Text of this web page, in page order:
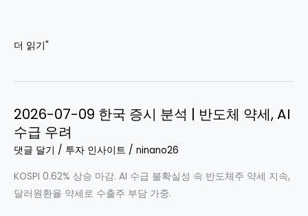
2026-
10
마
감
시
분
석:
더 읽기"
2026-07-09 한국 증시 분석 | 반도체 약세, AI
수급 우려
댓글 달기 / 투자 인사이트 / ninano26
KOSPI 0.62% 상승 마감. AI 수급 불확실성 속 반도체주 약세 지속,
달러원환율 약세로 수출주 부담 가중.